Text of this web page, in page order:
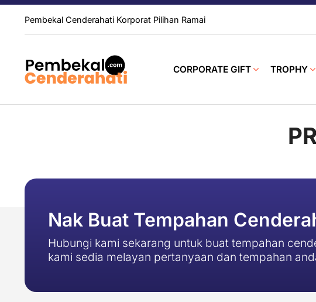
Pembekal Cenderahati Korporat Pilihan Ramai
CORPORATE GIFT TROPHY
Nak Buat Tempahan
Hubungi kami sekarang untuk buat tempahan
kami sedia melayan pertanyaan dan tempahan